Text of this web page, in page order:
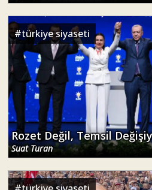
#türkiye siyaseti
Rozet Değil, Temsil
Suat Turan